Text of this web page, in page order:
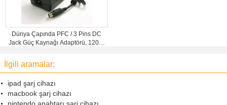
Dünya Çapında PFC / 3 Pins DC
Jack Güç Kaynağı Adaptörü, 120W
İlgili aramalar:
ipad şarj cihazı
macbook şarj cihazı